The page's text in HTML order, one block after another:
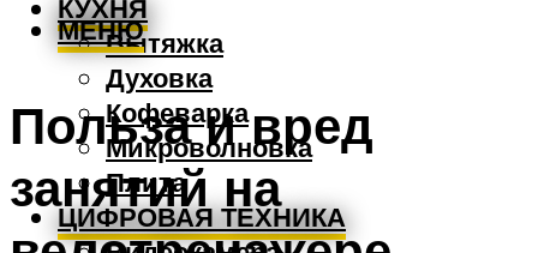
КУХНЯ
Вытяжка
Духовка
Кофеварка
Микроволновка
Плита
ЦИФРОВАЯ ТЕХНИКА
МЕНЮ
Польза и вред
занятий на